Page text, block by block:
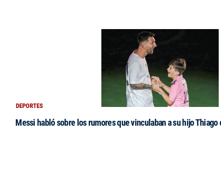
DEPORTES
Messi habló sobre los rumores que vinculaban a su hijo Thiago